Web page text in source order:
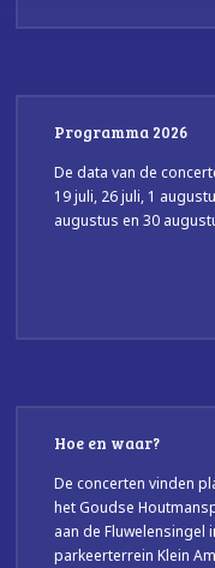
Programma 2026
De data van de
19 juli, 26 juli, 1
augustus en 30
Hoe en waar?
De concerten vinden
het Goudse
aan de Fluwelensingel
parkeerterrein Klein